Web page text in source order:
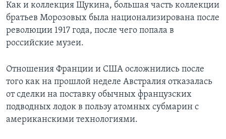
Как и коллекция Щукина, большая часть коллекции
братьев Морозовых была национализирована после
революции 1917 года, после чего попала в
российские музеи.
Отношения Франции и США осложнились после
того как на прошлой неделе Австралия отказалась
от сделки на поставку обычных французских
подводных лодок в пользу атомных субмарин с
американскими технологиями.